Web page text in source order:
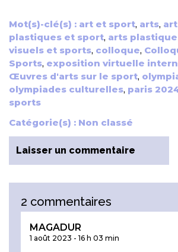
Mot(s)-clé(s) : art et sport, arts,
plastiques et sport, arts
visuels et sports, colloque,
Sports, exposition virtuelle
Œuvres d'arts sur le sport,
olympiades culturelles, paris
sports
Catégorie(s) : Non classé
Laisser un commentaire
2 commentaires
MAGADUR
1 août 2023 - 16 h 03 min